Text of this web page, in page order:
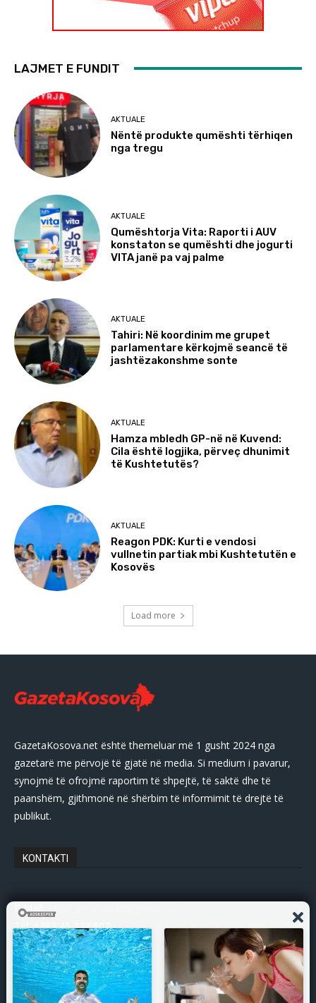
LAJMET E FUNDIT
AKTUALE
Nëntë produkte qumështi tërhiqen
nga tregu
AKTUALE
Qumështorja Vita: Raporti i AUV
konstaton se qumështi dhe jogurti
VITA janë pa vaj palme
AKTUALE
Tahiri: Në koordinim me grupet
parlamentare kërkojmë seancë të
jashtëzakonshme sonte
AKTUALE
Hamza mbledh GP-në në Kuvend:
Cila është logjika, përveç dhunimit
të Kushtetutës?
AKTUALE
Reagon PDK: Kurti e vendosi
vullnetin partiak mbi Kushtetutën e
Kosovës
Load more
GazetaKosova.net është themeluar më 1 gusht 2024 nga
gazetarë me përvojë të gjatë në media. Si medium i pavarur,
synojmë të ofrojmë raportim të shpejtë, të saktë dhe të
paanshëm, gjithmonë në shërbim të informimit të drejtë të
publikut.
KONTAKTI
E-Mail:gazetakosovanet@gmail.com
Tel: +383 45 339 807